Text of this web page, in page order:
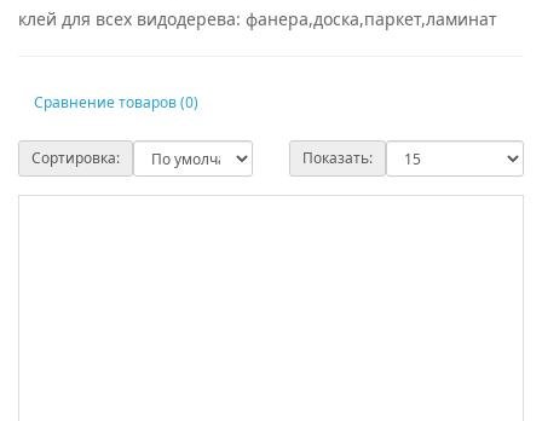
клей для всех видодерева: фанера,доска,паркет,ламинат
Сравнение товаров (0)
Сортировка: Показать: